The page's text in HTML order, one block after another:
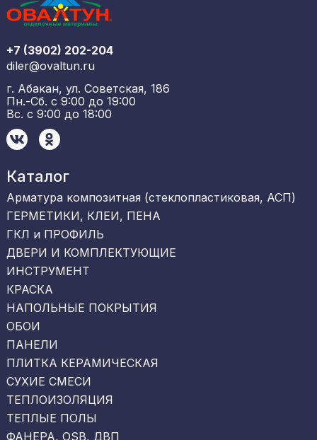
Каталог
Арматура композитная (стеклопластиковая, АСП)
ГЕРМЕТИКИ, КЛЕИ, ПЕНА
ГКЛ и ПРОФИЛЬ
ДВЕРИ И КОМПЛЕКТУЮЩИЕ
ИНСТРУМЕНТ
КРАСКА
НАПОЛЬНЫЕ ПОКРЫТИЯ
ОБОИ
ПАНЕЛИ
ПЛИТКА КЕРАМИЧЕСКАЯ
СУХИЕ СМЕСИ
ТЕПЛОИЗОЛЯЦИЯ
ТЕПЛЫЕ ПОЛЫ
ФАНЕРА, OSB, ДВП
г. Абакан, ул. Советская, 186
Пн.-Сб. с 9:00 до 19:00
Вс. с 9:00 до 18:00
+7 (3902) 202-204
diler@ovaltun.ru